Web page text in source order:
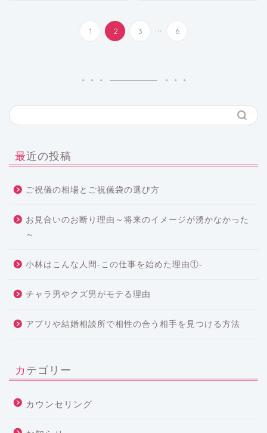
1 2 3 ... 6
最近の投稿
ご祝儀の相場とご祝儀袋の選び方
お見合いのお断り理由～将来のイメージが湧かなかった
～
小林はこんな人間-この仕事を始めた理由①-
チャラ男やクズ男がモテる理由
アプリや結婚相談所で相性の合う相手を見つける方法
カテゴリー
カウンセリング